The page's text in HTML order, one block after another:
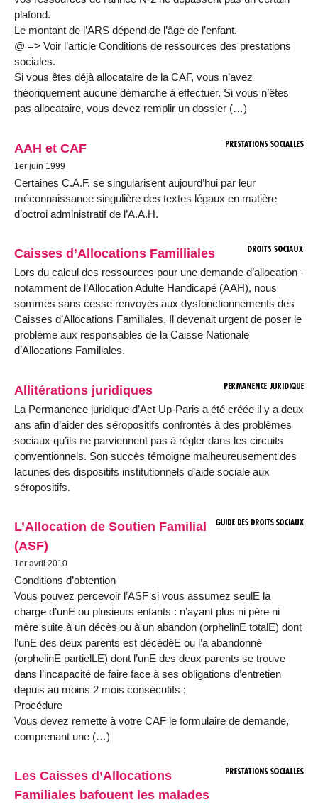
plafond.
Le montant de l’ARS dépend de l’âge de l’enfant.
@ => Voir l’article Conditions de ressources des prestations
sociales.
Si vous êtes déjà allocataire de la CAF, vous n’avez
théoriquement aucune démarche à effectuer. Si vous n’êtes
pas allocataire, vous devez remplir un dossier (…)
AAH et CAF
1er juin 1999
Certaines C.A.F. se singularisent aujourd’hui par leur
méconnaissance singulière des textes légaux en matière
d’octroi administratif de l’A.A.H.
Caisses d’Allocations Familliales
Lors du calcul des ressources pour une demande d’allocation -
notamment de l’Allocation Adulte Handicapé (AAH), nous
sommes sans cesse renvoyés aux dysfonctionnements des
Caisses d’Allocations Familiales. Il devenait urgent de poser le
problème aux responsables de la Caisse Nationale
d’Allocations Familiales.
Allitérations juridiques
La Permanence juridique d’Act Up-Paris a été créée il y a deux
ans afin d’aider des séropositifs confrontés à des problèmes
sociaux qu’ils ne parviennent pas à régler dans les circuits
conventionnels. Son succès témoigne malheureusement des
lacunes des dispositifs institutionnels d’aide sociale aux
séropositifs.
L’Allocation de Soutien Familial
(ASF)
1er avril 2010
Conditions d’obtention
Vous pouvez percevoir l’ASF si vous assumez seulE la
charge d’unE ou plusieurs enfants : n’ayant plus ni père ni
mère suite à un décès ou à un abandon (orphelinE totalE) dont
l’unE des deux parents est décédéE ou l’a abandonné
(orphelinE partielLE) dont l’unE des deux parents se trouve
dans l’incapacité de faire face à ses obligations d’entretien
depuis au moins 2 mois consécutifs ;
Procédure
Vous devez remette à votre CAF le formulaire de demande,
comprenant une (…)
Les Caisses d’Allocations
Familiales bafouent les malades